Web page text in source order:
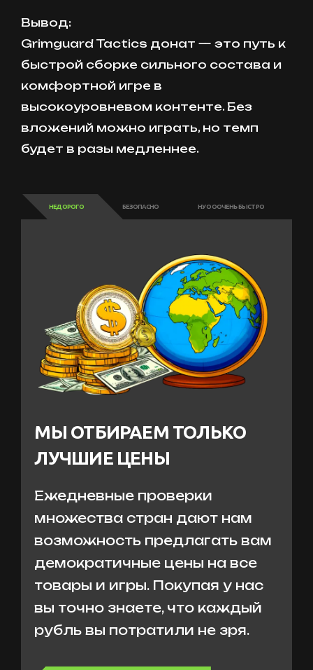
Вывод:
Grimguard Tactics донат — это путь к
быстрой сборке сильного состава и
комфортной игре в
высокоуровневом контенте. Без
вложений можно играть, но темп
будет в разы медленнее.
НЕДОРОГО БЕЗОПАСНО НУ ОООЧЕНЬ БЫСТРО
МЫ ОТБИРАЕМ ТОЛЬКО
ЛУЧШИЕ ЦЕНЫ
Ежедневные проверки
множества стран дают нам
возможность предлагать вам
демократичные цены на все
товары и игры. Покупая у нас
вы точно знаете, что каждый
рубль вы потратили не зря.